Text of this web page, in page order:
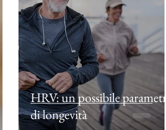
HRV: un possibile parametro
di longevità